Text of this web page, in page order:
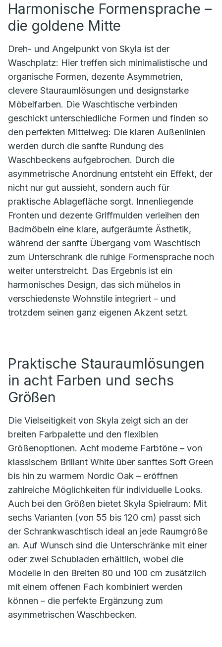
Harmonische Formensprache –
die goldene Mitte
Dreh- und Angelpunkt von Skyla ist der
Waschplatz: Hier treffen sich minimalistische und
organische Formen, dezente Asymmetrien,
clevere Stauraumlösungen und designstarke
Möbelfarben. Die Waschtische verbinden
geschickt unterschiedliche Formen und finden so
den perfekten Mittelweg: Die klaren Außenlinien
werden durch die sanfte Rundung des
Waschbeckens aufgebrochen. Durch die
asymmetrische Anordnung entsteht ein Effekt, der
nicht nur gut aussieht, sondern auch für
praktische Ablagefläche sorgt. Innenliegende
Fronten und dezente Griffmulden verleihen den
Badmöbeln eine klare, aufgeräumte Ästhetik,
während der sanfte Übergang vom Waschtisch
zum Unterschrank die ruhige Formensprache noch
weiter unterstreicht. Das Ergebnis ist ein
harmonisches Design, das sich mühelos in
verschiedenste Wohnstile integriert – und
trotzdem seinen ganz eigenen Akzent setzt.
Praktische Stauraumlösungen
in acht Farben und sechs
Größen
Die Vielseitigkeit von Skyla zeigt sich an der
breiten Farbpalette und den flexiblen
Größenoptionen. Acht moderne Farbtöne – von
klassischem Brillant White über sanftes Soft Green
bis hin zu warmem Nordic Oak – eröffnen
zahlreiche Möglichkeiten für individuelle Looks.
Auch bei den Größen bietet Skyla Spielraum: Mit
sechs Varianten (von 55 bis 120 cm) passt sich
der Schrankwaschtisch ideal an jede Raumgröße
an. Auf Wunsch sind die Unterschränke mit einer
oder zwei Schubladen erhältlich, wobei die
Modelle in den Breiten 80 und 100 cm zusätzlich
mit einem offenen Fach kombiniert werden
können – die perfekte Ergänzung zum
asymmetrischen Waschbecken.